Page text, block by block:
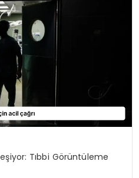
Tıbbi Görüntüleme